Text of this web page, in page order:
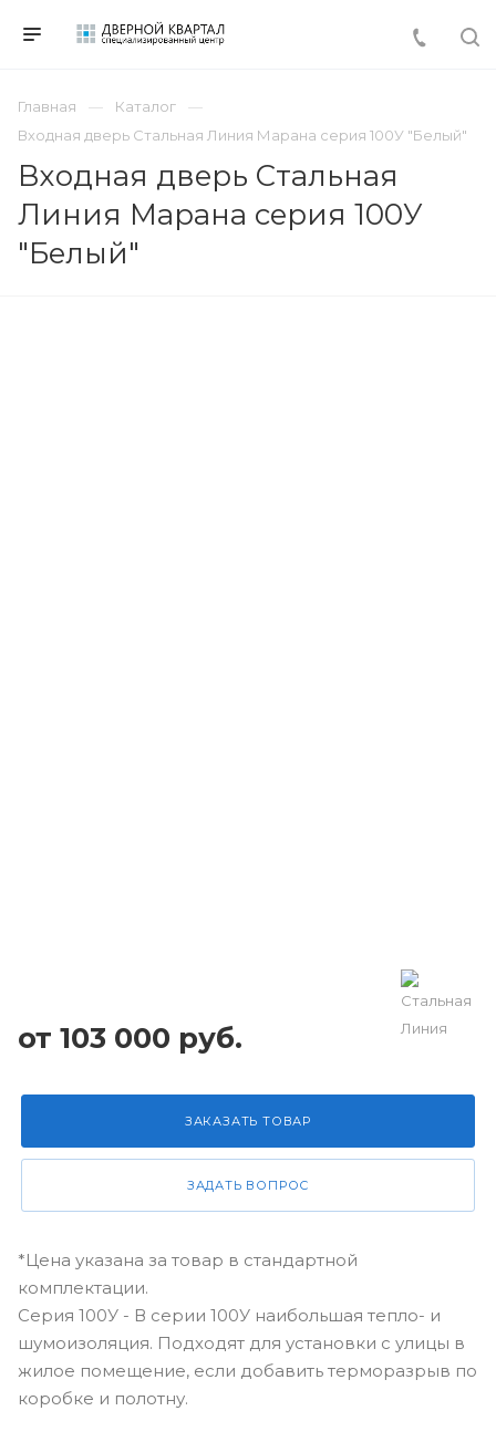
Главная
Каталог
Входная дверь Стальная Линия Марана серия 100У "Белый"
Входная дверь Стальная
Линия Марана серия 100У
"Белый"
от 103 000 руб.
ЗАКАЗАТЬ ТОВАР
ЗАДАТЬ ВОПРОС
*Цена указана за товар в стандартной
комплектации.
Серия 100У - В серии 100У наибольшая тепло- и
шумоизоляция. Подходят для установки с улицы в
жилое помещение, если добавить терморазрыв по
коробке и полотну.